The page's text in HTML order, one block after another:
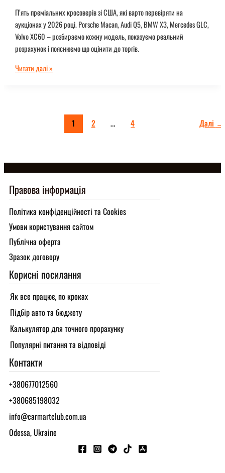
П’ять преміальних кросоверів зі США, які варто перевіряти на
аукціонах у 2026 році. Porsche Macan, Audi Q5, BMW X3, Mercedes GLC,
Volvo XC60 – розбираємо кожну модель, показуємо реальний
розрахунок і пояснюємо що оцінити до торгів.
Преміальні
року
Читати далі »
1 2 … 4 Далі →
Правова інформація
Політика конфіденційності та Cookies
Умови користування сайтом
Публічна оферта
Зразок договору
Корисні посилання
Як все працює, по кроках
Підбір авто та бюджету
Калькулятор для точного прорахунку
Популярні питання та відповіді
Контакти
+380677012560
+380685198032
info@carmartclub.com.ua
Odessa, Ukraine